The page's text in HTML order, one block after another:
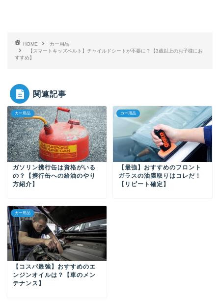
HOME
カー用品
【スマートキッズベルト】チャイルドシートが不要に？【3歳以上のお子様にお
すすめ】
関連記事
カー用品
ガソリン携行缶は資格がいる
の？【携行缶への給油のやり
方紹介】
カー用品
【最強】おすすめのフロント
ガラスの油膜取りはコレだ！
【リピート確定】
カー用品
【コスパ最強】おすすめのエ
ンジンオイルは？【車のメン
テナンス】